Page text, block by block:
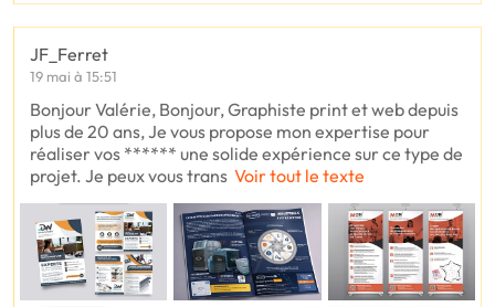
JF_Ferret
19 mai à 15:51
Bonjour Valérie, Bonjour, Graphiste print et web depuis
plus de 20 ans, Je vous propose mon expertise pour
réaliser vos ****** une solide expérience sur ce type de
projet. Je peux vous trans Voir tout le texte